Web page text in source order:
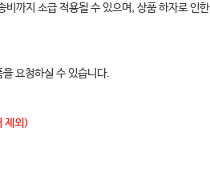
까지 소급 적용될 수 있으며, 상품 하자로 인
요청하실 수 있습니다.
제외)